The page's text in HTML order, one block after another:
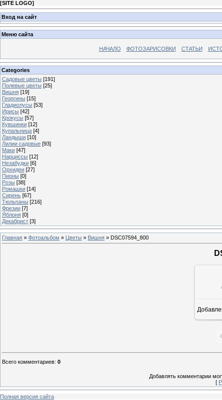
[SITE LOGO]
Вход на сайт
Меню сайта
НАЧАЛО ФОТОЗАРИСОВКИ СТАТЬИ
Categories
Садовые цветы [191]
Полевые цветы [25]
Вишня [19]
Георгины [15]
Гладиолусы [53]
Ирисы [42]
Крокусы [57]
Кувшинки [12]
Купальница [4]
Ландыши [10]
Лилии садовые [93]
Маки [47]
Нарциссы [12]
Незабудки [6]
Орхидеи [27]
Пионы [0]
Розы [38]
Ромашки [14]
Сирень [67]
Тюльпаны [216]
Фрезии [7]
Яблоня [0]
Декабрист [3]
Главная » Фотоальбом » Цветы » Вишня » DSC07594_800
Всего комментариев: 0
Добавлять комментарии
[
Полная версия сайта